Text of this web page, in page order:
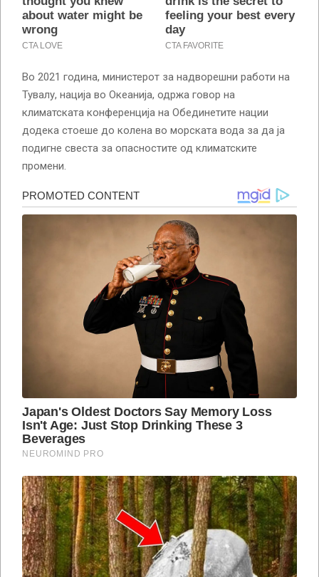
Во 2021 година, министерот за надворешни работи на
Тувалу, нација во Океанија, одржа говор на
климатската конференција на Обединетите нации
додека стоеше до колена во морската вода за да ја
подигне свеста за опасностите од климатските
промени.